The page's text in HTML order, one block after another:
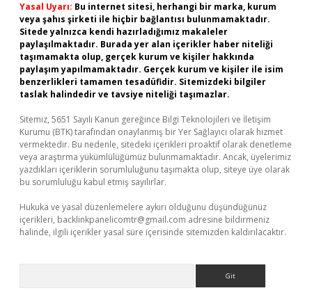
Yasal Uyarı: Bu internet sitesi, herhangi bir marka, kurum
veya şahıs şirketi ile hiçbir bağlantısı bulunmamaktadır.
Sitede yalnızca kendi hazırladığımız makaleler
paylaşılmaktadır. Burada yer alan içerikler haber niteliği
taşımamakta olup, gerçek kurum ve kişiler hakkında
paylaşım yapılmamaktadır. Gerçek kurum ve kişiler ile isim
benzerlikleri tamamen tesadüfidir. Sitemizdeki bilgiler
taslak halindedir ve tavsiye niteliği taşımazlar.
Sitemiz, 5651 Sayılı Kanun gereğince Bilgi Teknolojileri ve İletişim
Kurumu (BTK) tarafından onaylanmış bir Yer Sağlayıcı olarak hizmet
vermektedir. Bu nedenle, sitedeki içerikleri proaktif olarak denetleme
veya araştırma yükümlülüğümüz bulunmamaktadır. Ancak, üyelerimiz
yazdıkları içeriklerin sorumluluğunu taşımakta olup, siteye üye olarak
bu sorumluluğu kabul etmiş sayılırlar.
Hukuka ve yasal düzenlemelere aykırı olduğunu düşündüğünüz
içerikleri, backlinkpanelicomtr@gmail.com adresine bildirmeniz
halinde, ilgili içerikler yasal süre içerisinde sitemizden kaldırılacaktır.